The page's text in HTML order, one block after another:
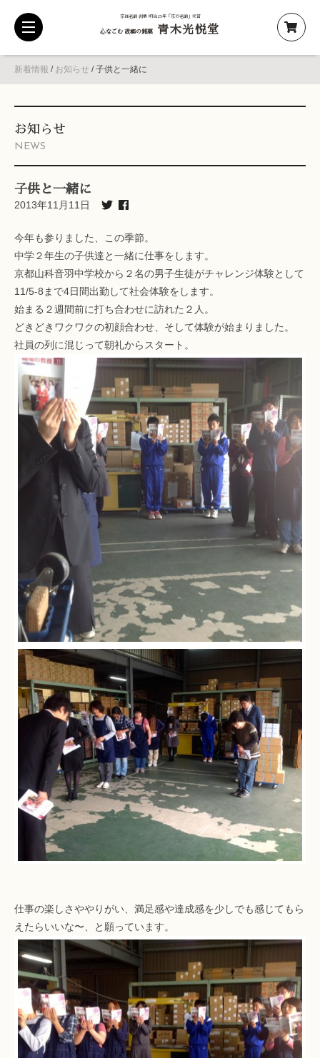
京都老舗 創業 明治25年「京の老舗」受賞
心なごむ 故郷の銘菓 青木光悦堂
toggle
navigation
新着情報 / お知らせ /子供と一緒に
お知らせ
NEWS
子供と一緒に
2013年11月11日
今年も参りました、この季節。
中学２年生の子供達と一緒に仕事をします。
京都山科音羽中学校から２名の男子生徒がチャレンジ体験として
11/5-8まで4日間出勤して社会体験をします。
始まる２週間前に打ち合わせに訪れた２人。
どきどきワクワクの初顔合わせ、そして体験が始まりました。
社員の列に混じって朝礼からスタート。
仕事の楽しさややりがい、満足感や達成感を少しでも感じてもら
えたらいいな〜、と願っています。